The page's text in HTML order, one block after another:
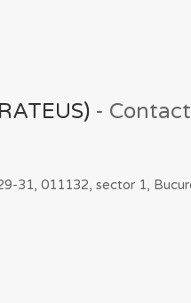
-
31, 011132, sector 1,